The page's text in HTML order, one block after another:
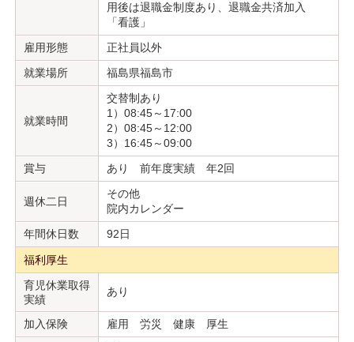
用後は退職金制度あり、退職金共済加入
「看護」
雇用形態
正社員以外
就業場所
福島県福島市
就業時間
交替制あり
1）08:45～17:00
2）08:45～12:00
3）16:45～09:00
賞与
あり 前年度実績 年2回
週休二日
その他
院内カレンダー
年間休日数
92日
福利厚生
育児休業取得
実績
あり
加入保険 雇用 労災 健康 厚生